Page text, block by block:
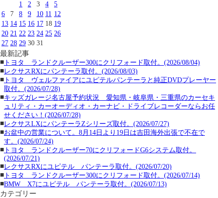
1
2 3 4
5
6
7 8 9 10 11 12
13 14 15 16 17 18 19
20 21 22 23 24 25 26
27 28 29 30 31
最新記事
■ トヨタ ランドクルーザー300にクリフォード取付。(2026/08/04)
■レクサスRXにパンテーラ取付。(2026/08/03)
■ トヨタ ヴェルファイアにユピテルパンテーラと純正DVDプレーヤー
取付。(2026/07/28)
■キッズガレージ名古屋予約状況 愛知県・岐阜県・三重県のカーセキ
ュリティ・カーオーディオ・カーナビ・ドライブレコーダーならお任
せください！(2026/07/28)
■レクサスLXにパンテーラZシリーズ取付。(2026/07/27)
■お盆中の営業について。8月14日より19日は吉田海外出張で不在で
す。(2026/07/24)
■ トヨタ ランドクルーザー70にクリフォードG6システム取付。
(2026/07/21)
■レクサスRXにユピテル パンテーラ取付。(2026/07/20)
■ トヨタ ランドクルーザー300にクリフォード取付。(2026/07/14)
■BMW X7にユピテル パンテーラ取付。(2026/07/13)
カテゴリー